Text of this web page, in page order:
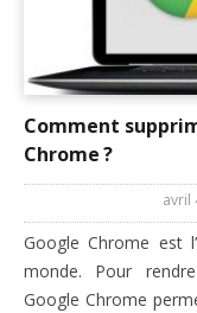
Comment
Chrome ?
avril
Google Chrome est
monde. Pour
Google Chrome